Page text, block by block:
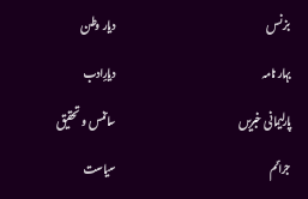
بزنس
بہار نامہ
پارلیمانی خبریں
جرائم
دیار وطن
دیارِادب
سائنس و تحقیق
سیاست